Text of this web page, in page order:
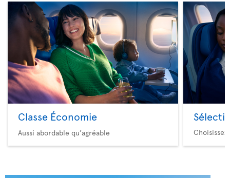
Classe Économie
Aussi abordable qu’agréable